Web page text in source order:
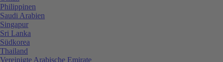
Philippinen
Saudi Arabien
Singapur
Sri Lanka
Südkorea
Thailand
Vereinigte Arabische Emirate